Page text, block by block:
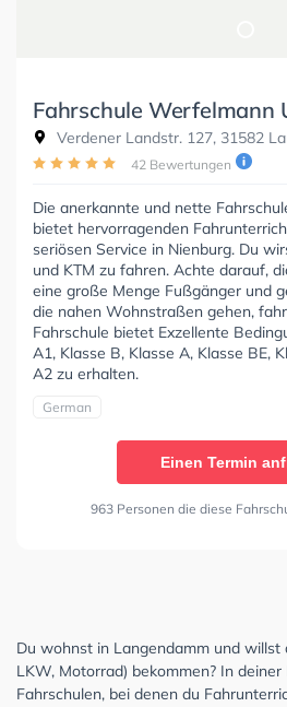
Fahrschule Werfelmann
Verdener Landstr. 127, 31582
42 Bewertungen
Die anerkannte und nette
bietet hervorragenden
seriösen Service in Nienburg. Du
und KTM zu fahren. Achte darauf,
eine große Menge Fußgänger und
die nahen Wohnstraßen gehen,
Fahrschule bietet Exzellente
A1, Klasse B, Klasse A, Klasse BE,
A2 zu erhalten.
German
Einen Termin
963 Personen die diese
Du wohnst in Langendamm und willst
LKW, Motorrad) bekommen? In deiner
Fahrschulen, bei denen du